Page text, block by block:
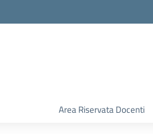
Area Riservata Docenti